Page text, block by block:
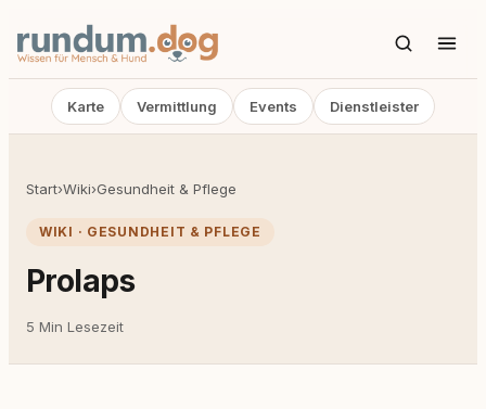
Karte Vermittlung Events Dienstleister
Start›Wiki›Gesundheit & Pflege
WIKI · GESUNDHEIT & PFLEGE
Prolaps
5 Min Lesezeit